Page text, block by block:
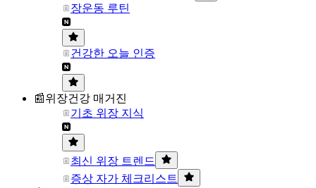
장운동 루틴
건강한 오늘 인증
📰위장건강 매거진
기초 위장 지식
최신 위장 트렌드
증상 자가 체크리스트